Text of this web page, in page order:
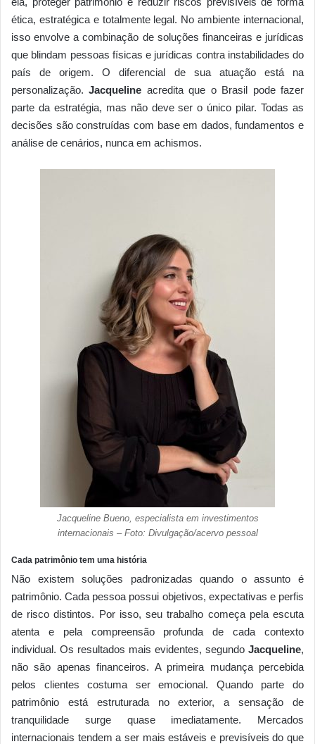
ética, estratégica e totalmente legal. No ambiente internacional,
isso envolve a combinação de soluções financeiras e jurídicas
que blindam pessoas físicas e jurídicas contra instabilidades do
país de origem. O diferencial de sua atuação está na
personalização.Jacqueline acredita que o Brasil pode fazer
parte da estratégia, mas não deve ser o único pilar. Todas as
decisões são construídas com base em dados, fundamentos e
análise de cenários, nunca em achismos.
Jacqueline Bueno, especialista em investimentos
internacionais – Foto: Divulgação/acervo pessoal
Cada patrimônio tem uma história
Não existem soluções padronizadas quando o assunto é
patrimônio. Cada pessoa possui objetivos, expectativas e perfis
de risco distintos. Por isso, seu trabalho começa pela escuta
atenta e pela compreensão profunda de cada contexto
individual. Os resultados mais evidentes, segundo Jacqueline,
não são apenas financeiros. A primeira mudança percebida
pelos clientes costuma ser emocional. Quando parte do
patrimônio está estruturada no exterior, a sensação de
tranquilidade surge quase imediatamente. Mercados
internacionais tendem a ser mais estáveis e previsíveis do que